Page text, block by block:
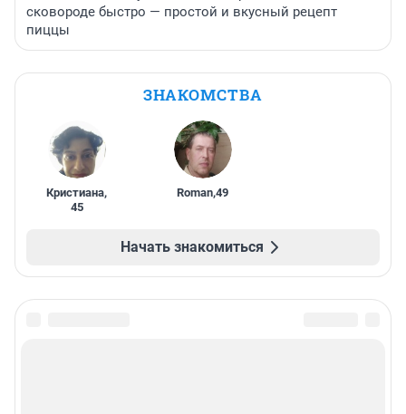
сковороде быстро — простой и вкусный рецепт
пиццы
ЗНАКОМСТВА
Кристиана,
45
Roman,49
Начать знакомиться